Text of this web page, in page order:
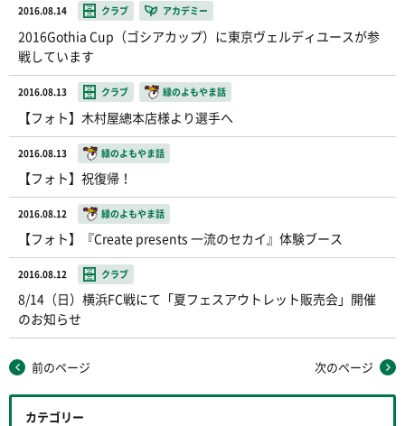
2016.08.14 クラブ アカデミー
2016Gothia Cup（ゴシアカップ）に東京ヴェルディユースが参
戦しています
2016.08.13 クラブ 緑のよもやま話
【フォト】木村屋總本店様より選手へ
2016.08.13 緑のよもやま話
【フォト】祝復帰！
2016.08.12 緑のよもやま話
【フォト】『Create presents 一流のセカイ』体験ブース
2016.08.12 クラブ
8/14（日）横浜FC戦にて「夏フェスアウトレット販売会」開催
のお知らせ
前のページ 次のページ
カテゴリー